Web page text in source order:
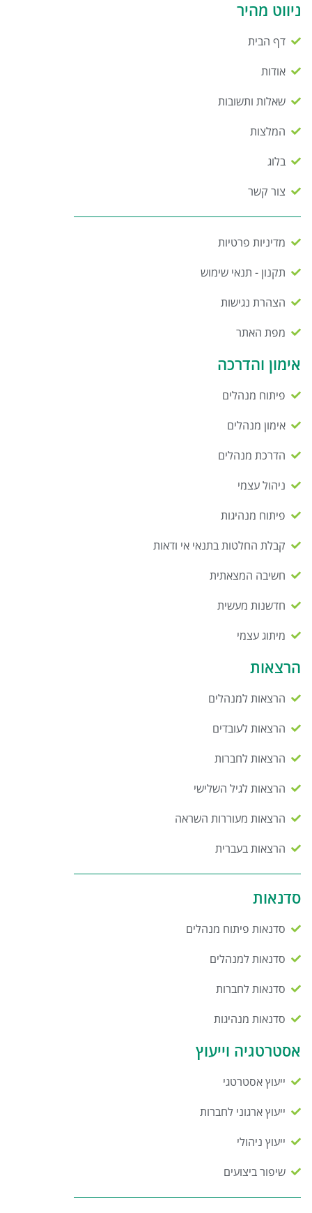
ניווט מהיר
דף הבית
אודות
שאלות ותשובות
המלצות
בלוג
צור קשר
מדיניות פרטיות
תקנון - תנאי שימוש
הצהרת נגישות
מפת האתר
אימון והדרכה
פיתוח מנהלים
אימון מנהלים
הדרכת מנהלים
ניהול עצמי
פיתוח מנהיגות
קבלת החלטות בתנאי אי ודאות
חשיבה המצאתית
חדשנות מעשית
מיתוג עצמי
הרצאות
הרצאות למנהלים
הרצאות לעובדים
הרצאות לחברות
הרצאות לגיל השלישי
הרצאות מעוררות השראה
הרצאות בעברית
סדנאות
סדנאות פיתוח מנהלים
סדנאות למנהלים
סדנאות לחברות
סדנאות מנהיגות
אסטרטגיה וייעוץ
ייעוץ אסטרטגי
ייעוץ ארגוני לחברות
ייעוץ ניהולי
שיפור ביצועים